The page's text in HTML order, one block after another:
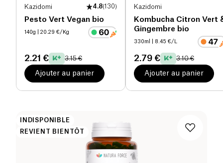
Kazidomi 4.8(130)
Pesto Vert Vegan bio
140g | 20.29 €/Kg
2.21 € 3.15 €
Ajouter au panier
Kazidomi
Kombucha Citron Vert
Gingembre bio
330ml | 8.45 €/L
2.79 € 3.10 €
Ajouter au panier
INDISPONIBLE
REVIENT BIENTÔT